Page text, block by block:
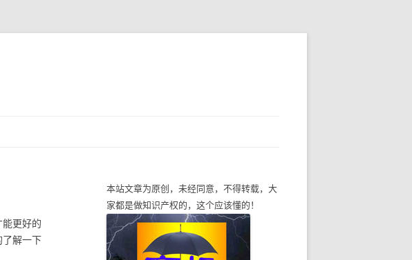
更好的
了解一下
本站文章为原创，未经同意，不得转载，大
家都是做知识产权的，这个应该懂的！